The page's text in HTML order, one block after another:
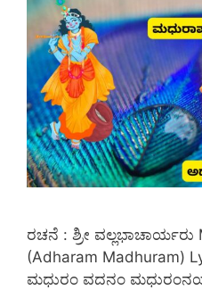
ರಚನೆ : ಶ್ರೀ ವಲ್ಲಭಾಚಾರ್ಯರು
(Adharam Madhuram)
ಮಧುರಂ ವದನಂ